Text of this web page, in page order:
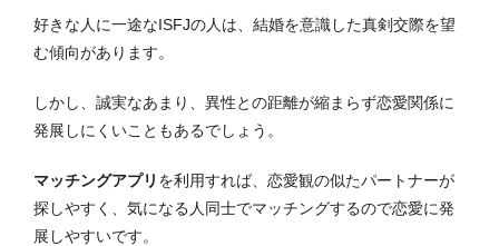
好きな人に一途なISFJの人は、結婚を意識した真剣交際を望
む傾向があります。
しかし、誠実なあまり、異性との距離が縮まらず恋愛関係に
発展しにくいこともあるでしょう。
マッチングアプリ を利用すれば、恋愛観の似たパートナーが
探しやすく、気になる人同士でマッチングするので恋愛に発
展しやすいです。